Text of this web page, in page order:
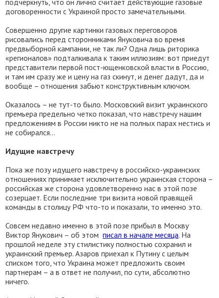
подчеркнуть, что он лично считает действующие газовые
договоренности с Украиной просто замечательными.
Совершенно другие картинки газовых переговоров
рисовались перед сторонниками Януковича во время
предвыборной кампании, не так ли? Одна лишь риторика
«регионалов» подталкивала к таким иллюзиям: вот приедут
представители первой пост-ющенковской власти в Россию,
и там им сразу же и цену на газ скинут, и денег дадут, да и
вообще – отношения забьют конструктивным ключом.
Оказалось – не тут-то было. Московский визит украинского
премьера предельно четко показал, что навстречу нашим
предложениям в России никто не на полных парах нестись и
не собирался…
Идущие навстречу
Пока же позу идущего навстречу в российско-украинских
отношениях принимает исключительно украинская сторона –
российская же сторона удовлетворенно нас в этой позе
созерцает. Если последние три визита новой правящей
команды в столицу РФ что-то и показали, то именно это.
Совсем недавно именно в этой позе прибыл в Москву
Виктор Янукович – об этом писал в начале месяца. На
прошлой неделе эту стилистику полностью сохранил и
украинский премьер. Азаров приехал к Путину с целым
списком того, что Украина может предложить своим
партнерам – а в ответ не получил, по сути, абсолютно
ничего.